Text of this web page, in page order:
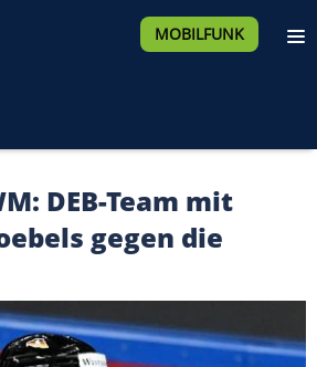
MOBILFUNK
DEB-Team mit
gegen die